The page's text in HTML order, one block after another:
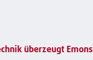
überzeugt Emons